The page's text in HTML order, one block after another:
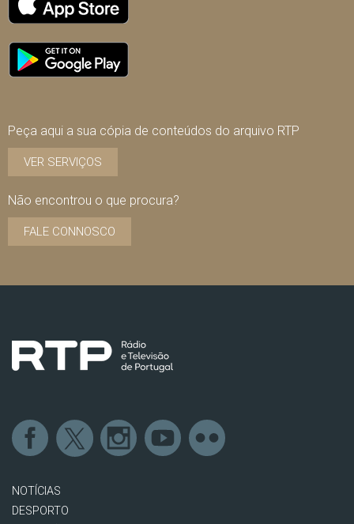
Peça aqui a sua cópia de conteúdos do arquivo RTP
VER SERVIÇOS
Não encontrou o que procura?
FALE CONNOSCO
NOTÍCIAS
DESPORTO